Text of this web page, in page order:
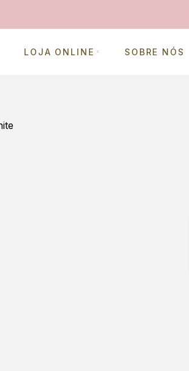
LOJA ONLINE SOBRE NÓS